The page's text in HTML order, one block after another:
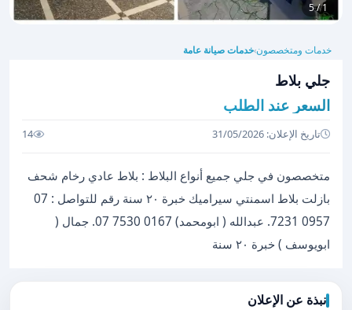
1 / 5
خدمات ومتخصصون›خدمات صيانة عامة
جلي بلاط
السعر عند الطلب
تاريخ الإعلان: 31/05/2026 14
متخصصون في جلي جميع أنواع البلاط : بلاط عادي رخام شحف
بازلت بلاط اسمنتي سيراميك خبرة ٢٠ سنة رقم للتواصل : ‏‪07
7231 0957‬‏. عبدالله ( ابومحمد) ‏‪‏‪07 7530 0167‬‏. جمال (
ابويوسف ) خبرة ٢٠ سنة
نبذة عن الإعلان